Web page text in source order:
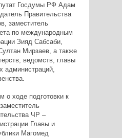
Госдумы РФ Адам
Правительства
заместитель
по международным
Зияд Сабсаби,
Мирзаев, а также
ведомств, главы
администраций,
о ходе подготовки к
ЧР –
Главы и
Магомед